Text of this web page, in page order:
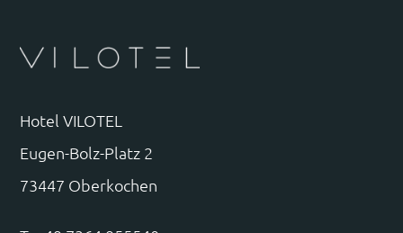
Hotel VILOTEL
Eugen-Bolz-Platz 2
73447 Oberkochen